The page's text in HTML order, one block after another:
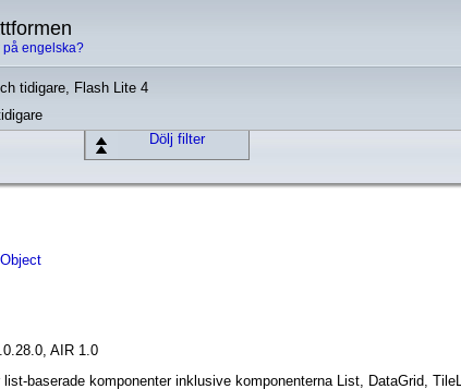
på engelska?
tidigare, Flash Lite 4
Dölj filter
Object
AIR 1.0
baserade komponenter inklusive komponenterna List, DataGrid,